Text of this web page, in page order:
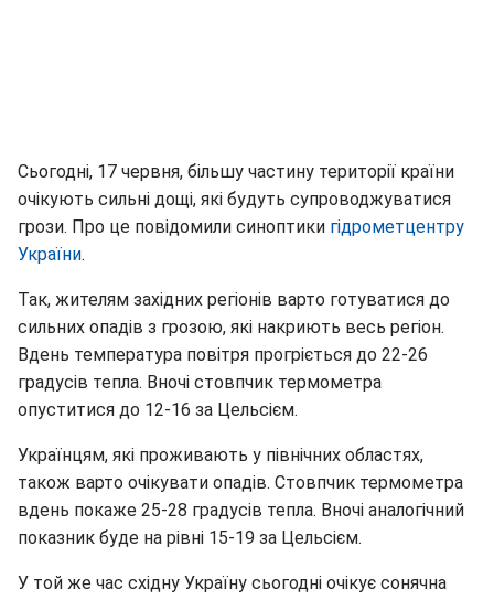
Сьогодні, 17 червня, більшу частину території країни
очікують сильні дощі, які будуть супроводжуватися
грози. Про це повідомили синоптики гідрометцентру
України.
Так, жителям західних регіонів варто готуватися до
сильних опадів з грозою, які накриють весь регіон.
Вдень температура повітря прогріється до 22-26
градусів тепла. Вночі стовпчик термометра
опуститися до 12-16 за Цельсієм.
Українцям, які проживають у північних областях,
також варто очікувати опадів. Стовпчик термометра
вдень покаже 25-28 градусів тепла. Вночі аналогічний
показник буде на рівні 15-19 за Цельсієм.
У той же час східну Україну сьогодні очікує сонячна